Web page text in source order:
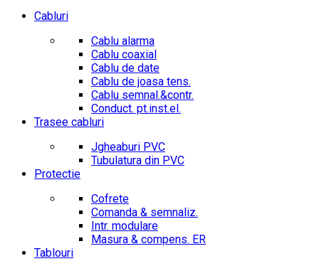
Cabluri
Cablu alarma
Cablu coaxial
Cablu de date
Cablu de joasa tens.
Cablu semnal.&contr.
Conduct. pt.inst.el.
Trasee cabluri
Jgheaburi PVC
Tubulatura din PVC
Protectie
Cofrete
Comanda & semnaliz.
Intr. modulare
Masura & compens. ER
Tablouri